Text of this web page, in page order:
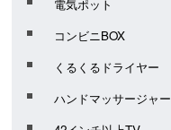
電気ポット
コンビニBOX
くるくるドライヤー
ハンドマッサージャー